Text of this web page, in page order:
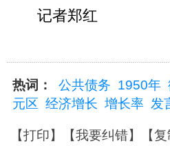
记者郑红
热词： 公共债务 1950年
元区 经济增长 增长率 发
【打印】【我要纠错】【复